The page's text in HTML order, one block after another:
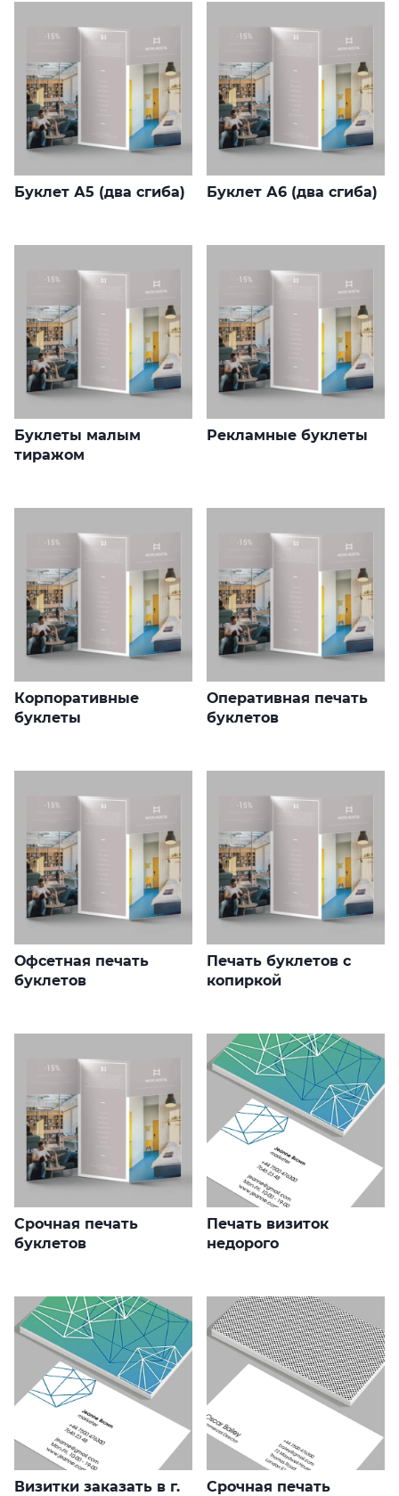
Буклет А5 (два сгиба) Буклет А6 (два сгиба)
Буклеты малым
тиражом
Рекламные буклеты
Корпоративные
буклеты
Оперативная печать
буклетов
Офсетная печать
буклетов
Печать буклетов с
копиркой
Срочная печать
буклетов
Печать визиток
недорого
Визитки заказать в г.
Срочная печать